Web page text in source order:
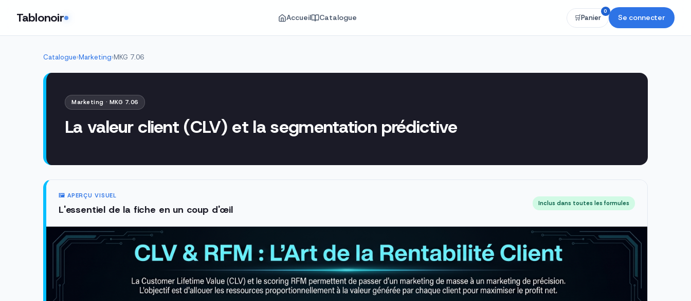
Tablonoir Accueil Catalogue 🛒Panier
0
Se connecter
Catalogue›Marketing›MKG 7.06
Marketing · MKG 7.06
La valeur client (CLV) et la segmentation prédictive
🖼️ APERÇU VISUEL
L'essentiel de la fiche en un coup d'œil
Inclus dans toutes les formules